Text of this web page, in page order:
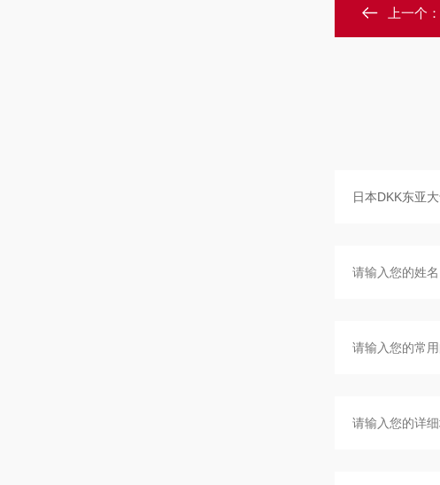
上一个：